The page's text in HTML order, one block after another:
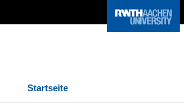
Startseite